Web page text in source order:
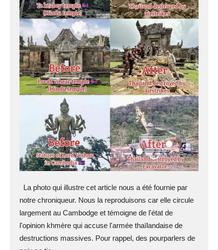
La photo qui illustre cet article nous a été fournie par
notre chroniqueur. Nous la reproduisons car elle circule
largement au Cambodge et témoigne de l'état de
l'opinion khmère qui accuse l'armée thaïlandaise de
destructions massives. Pour rappel, des pourparlers de